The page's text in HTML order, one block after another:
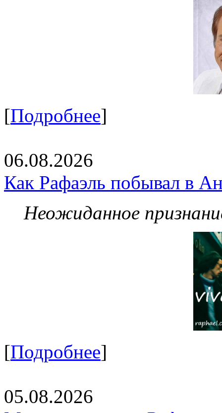
[Подробнее]
06.08.2026
Как Рафаэль побывал в
Неожиданное
[Подробнее]
05.08.2026